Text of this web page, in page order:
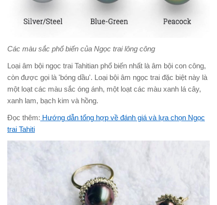
Các màu sắc phổ biến của Ngọc trai lông công
Loại âm bội ngọc trai Tahitian phổ biến nhất là âm bội con công,
còn được gọi là 'bóng dầu'. Loại bội âm ngọc trai đặc biệt này là
một loạt các màu sắc óng ánh, một loạt các màu xanh lá cây,
xanh lam, bạch kim và hồng.
Đọc thêm: Hướng dẫn tổng hợp về đánh giá và lựa chọn Ngọc
trai Tahiti